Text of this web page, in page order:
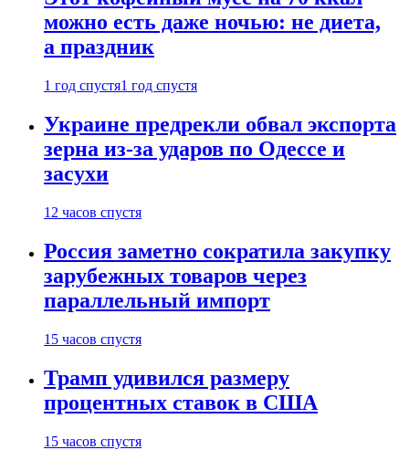
можно есть даже ночью: не диета,
а праздник
1 год спустя1 год спустя
Украине предрекли обвал экспорта
зерна из-за ударов по Одессе и
засухи
12 часов спустя
Россия заметно сократила закупку
зарубежных товаров через
параллельный импорт
15 часов спустя
Трамп удивился размеру
процентных ставок в США
15 часов спустя